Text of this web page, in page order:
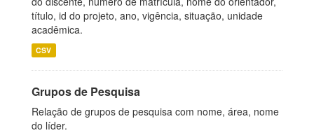
título, id do projeto, ano, vigência, situação, unidade
acadêmica.
CSV
Grupos de Pesquisa
Relação de grupos de pesquisa com nome, área, nome
do líder.